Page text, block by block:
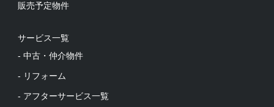
販売予定物件
サービス一覧
- 中古・仲介物件
- リフォーム
- アフターサービス一覧